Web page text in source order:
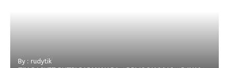
By : rudytik